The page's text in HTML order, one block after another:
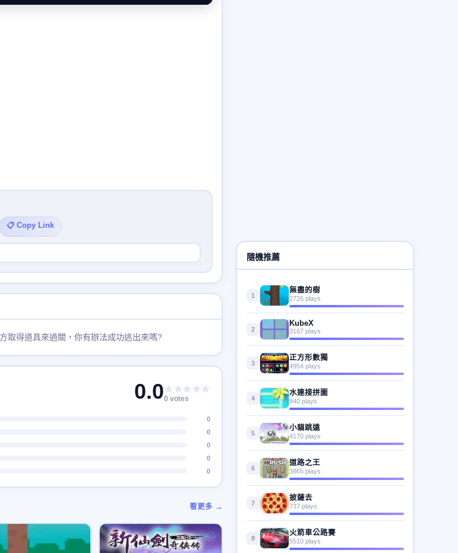
📋 Copy Link
取得道具來過關，你有辦法成功逃出來嗎?
0.0★★★★★
0 votes
0
0
0
0
0
看更多 →
隨機推薦
1
無盡的樹
2726 plays
2
KubeX
3167 plays
3
正方形數獨
4954 plays
4
水連接拼圖
840 plays
5
小貓跳遠
4170 plays
6
道路之王
3865 plays
7
披薩去
737 plays
8
火箭車公路賽
5510 plays